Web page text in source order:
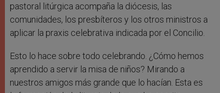
pastoral litúrgica acompaña la diócesis, las
comunidades, los presbíteros y los otros ministros a
aplicar la praxis celebrativa indicada por el Concilio.
Esto lo hace sobre todo celebrando. ¿Cómo hemos
aprendido a servir la misa de niños? Mirando a
nuestros amigos más grande que lo hacían. Esta es